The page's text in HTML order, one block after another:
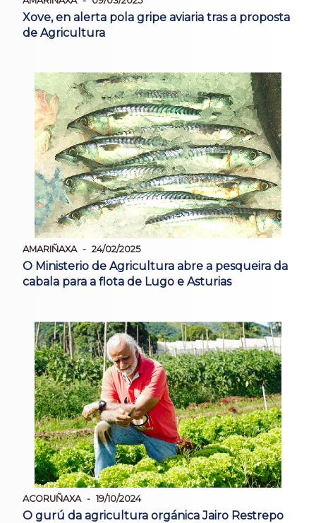
Xove, en alerta pola gripe aviaria tras a proposta
de Agricultura
AMARIÑAXA 24/02/2025
O Ministerio de Agricultura abre a pesqueira da
cabala para a flota de Lugo e Asturias
ACORUÑAXA 19/10/2024
O gurú da agricultura orgánica Jairo Restrepo